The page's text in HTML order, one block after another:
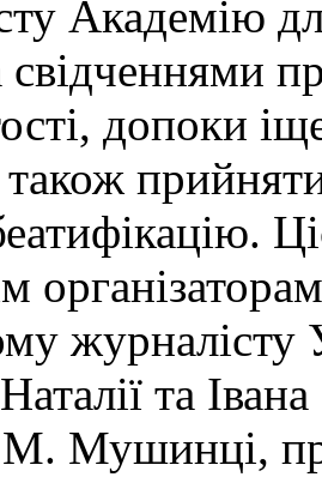
Академію
допоки
та
М. Мушинці,